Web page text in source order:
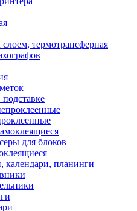
термотрансферная
для блоков
календари, планинги